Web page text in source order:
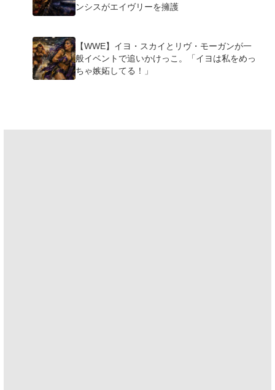
ンシスがエイヴリーを擁護
【WWE】イヨ・スカイとリヴ・モーガンが一
般イベントで追いかけっこ。「イヨは私をめっ
ちゃ嫉妬してる！」